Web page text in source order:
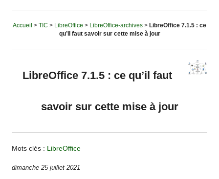
Accueil > TIC > LibreOffice > LibreOffice-archives > LibreOffice 7.1.5 : ce
qu’il faut savoir sur cette mise à jour
LibreOffice 7.1.5 : ce qu’il faut
savoir sur cette mise à jour
Mots clés : LibreOffice
dimanche 25 juillet 2021